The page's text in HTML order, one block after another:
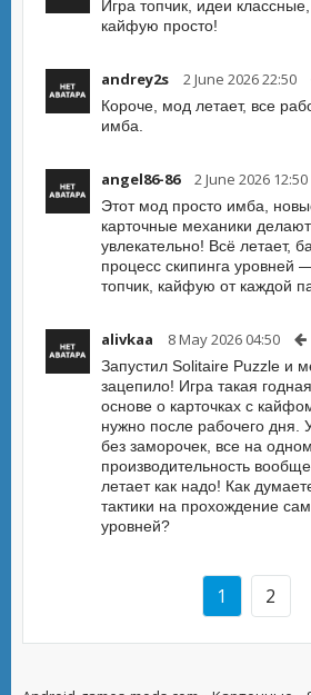
Игра топчик, идеи классные,
кайфую просто!
andrey2s 2 June 2026 22:50
Короче, мод летает, все
имба.
angel86-86 2 June 2026 12:50
Этот мод просто имба,
карточные механики
увлекательно! Всё летает,
процесс скипинга уровней
топчик, кайфую от каждой
alivkaa 8 May 2026 04:50
Запустил Solitaire Puzzle и
зацепило! Игра такая
основе о карточках с
нужно после рабочего дня.
без заморочек, все на
производительность
летает как надо! Как
тактики на прохождение
уровней?
1 2